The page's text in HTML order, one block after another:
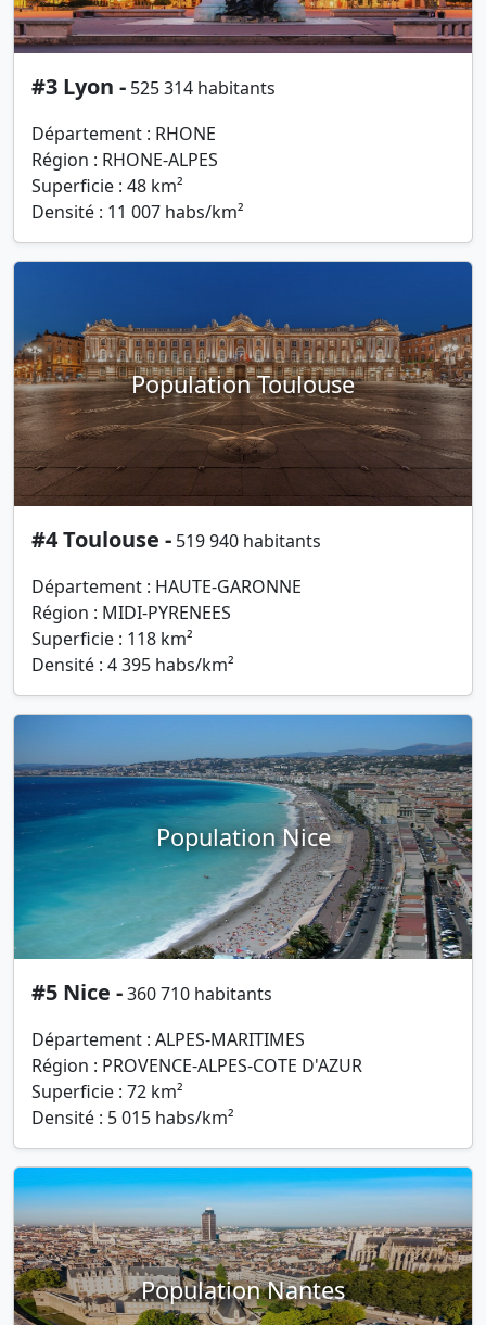
#3 Lyon - 525 314 habitants
Département : RHONE
Région : RHONE-ALPES
Superficie : 48 km²
Densité : 11 007 habs/km²
Population Toulouse
#4 Toulouse - 519 940 habitants
Département : HAUTE-GARONNE
Région : MIDI-PYRENEES
Superficie : 118 km²
Densité : 4 395 habs/km²
Population Nice
#5 Nice -360 710 habitants
Département : ALPES-MARITIMES
Région : PROVENCE-ALPES-COTE D'AZUR
Superficie : 72 km²
Densité : 5 015 habs/km²
Population Nantes